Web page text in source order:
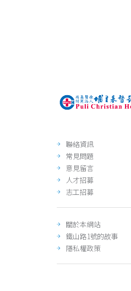
聯絡資訊
常見問題
意見留言
人才招募
志工招募
關於本網站
鐵山路1號的故事
隱私權政策